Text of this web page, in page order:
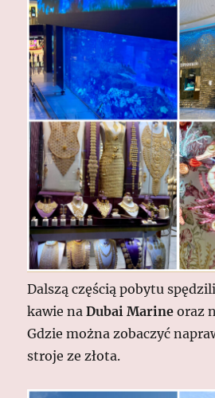
Dalszą częścią pobytu
kawie naDubai Marine oraz
Gdzie można zobaczyć
stroje ze złota.